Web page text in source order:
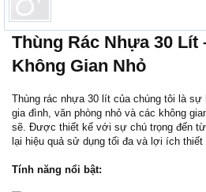
Thùng Rác Nhựa 30 Lít
Không Gian Nhỏ
Thùng rác nhựa 30 lít của chúng tôi là sự
gia đình, văn phòng nhỏ và các không
sẽ. Được thiết kế với sự chú trọng đến
lại hiệu quả sử dụng tối đa và lợi ích
Tính năng nổi bật: